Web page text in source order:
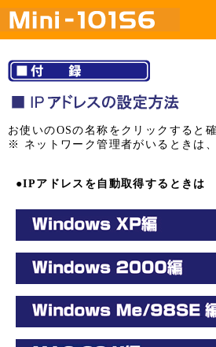
お使いのOSの名称をクリックすると
※ ネットワーク管理者がいるときは
●IPアドレスを自動取得するときは